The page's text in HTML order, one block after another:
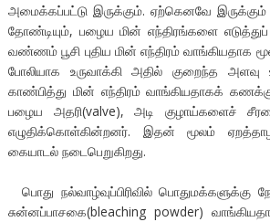
அமைக்கப்பட்டு இருக்கும். ஏற்கெனவே
தோண்டியும், பழைய மின் எந்திரங்களை எடுத்துப்
வண்ணம் பூசி புதிய மின் எந்திரம் வாங்கியதாக
போலியாக உருவாக்கி அதில் குறைந்த அளவு
காண்பித்து மின் எந்திரம் வாங்கியதாகக்
பழைய அதரி(valve), அடி குழாய்களைச்
எழுதிக்கொள்கின்றனர். இதன் மூலம்
கையாடல் நடைபெறுகிறது.
பொது நல்வாழ்வுப்பிரிவில்
சுன்னப்பாசகை(bleaching powder)